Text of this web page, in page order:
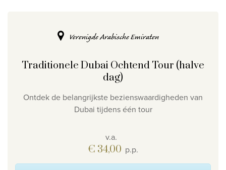
Verenigde Arabische Emiraten
Traditionele Dubai Ochtend Tour (halve
dag)
Ontdek de belangrijkste bezienswaardigheden van
Dubai tijdens één tour
v.a.
€ 34,00 p.p.